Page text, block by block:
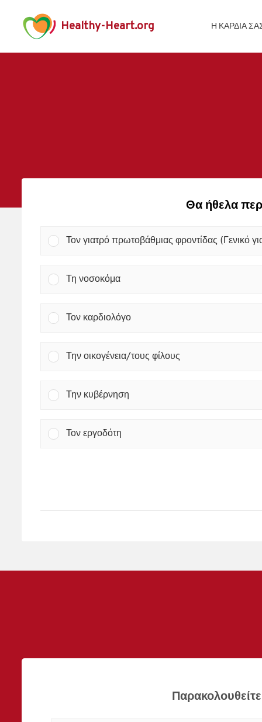
Healthy-Heart.org Η ΚΑΡΔΙΆ
Θα ήθελα
Τον γιατρό πρωτοβάθμιας φροντίδας (Γενικό
Τη νοσοκόμα
Τον καρδιολόγο
Την οικογένεια/τους φίλους
Την κυβέρνηση
Τον εργοδότη